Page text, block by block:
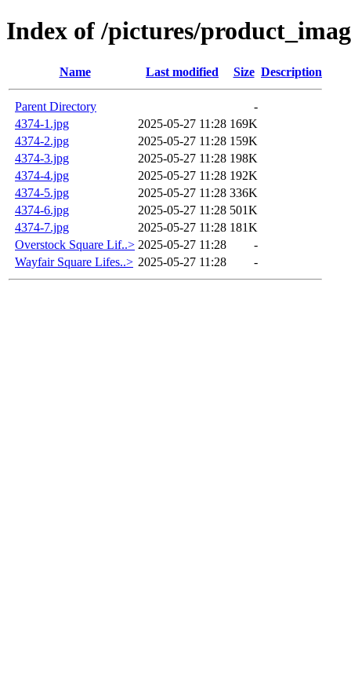
Index of /pictures/
Name Last modified Size Description
Parent Directory
-
4374-1.jpg
2025-05-27 11:28 169K
4374-2.jpg
2025-05-27 11:28 159K
4374-3.jpg
2025-05-27 11:28 198K
4374-4.jpg
2025-05-27 11:28 192K
4374-5.jpg
2025-05-27 11:28 336K
4374-6.jpg
2025-05-27 11:28 501K
4374-7.jpg
2025-05-27 11:28 181K
Overstock Square Lif..> 2025-05-27 11:28
-
Wayfair Square Lifes..> 2025-05-27 11:28 -